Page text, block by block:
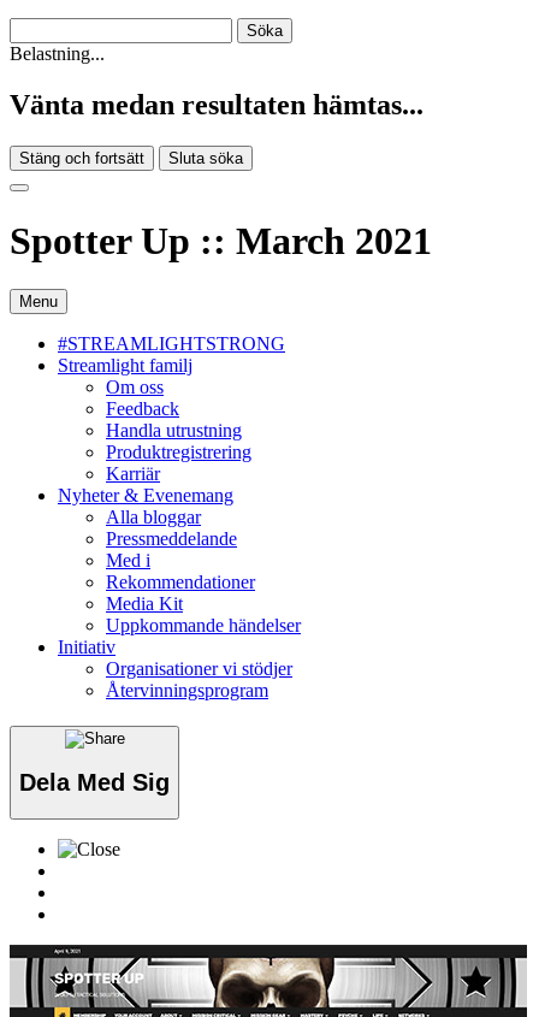
Belastning...
Vänta medan resultaten hämtas...
Stäng och fortsätt Sluta söka
Spotter Up :: March 2021
Menu
#STREAMLIGHTSTRONG
Streamlight familj
Om oss
Feedback
Handla utrustning
Produktregistrering
Karriär
Nyheter & Evenemang
Alla bloggar
Pressmeddelande
Med i
Rekommendationer
Media Kit
Uppkommande händelser
Initiativ
Organisationer vi stödjer
Återvinningsprogram
Dela Med Sig